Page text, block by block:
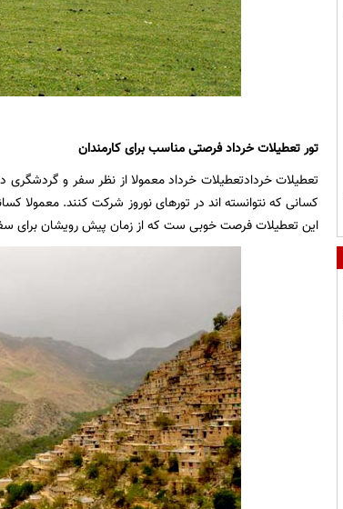
تور تعطیلات خرداد فرصتی مناسب برای کارمندان
تعطیلات خردادتعطیلات خردادمعمولا از نظر سفر و
کسانی که نتوانسته اند در تورهای نوروز شرکت کنند. معمولا
این تعطیلات فرصت خوبی ست که از زمان پیش رویشان برای